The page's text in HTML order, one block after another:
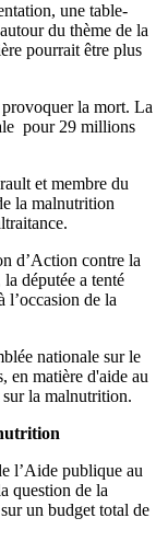
une table-
du thème de la
pourrait être plus
la mort. La
pour 29 millions
et membre du
la malnutrition
d’Action contre la
députée a tenté
l’occasion de la
nationale sur le
en matière d'aide au
la malnutrition.
l’Aide publique au
question de la
un budget total de